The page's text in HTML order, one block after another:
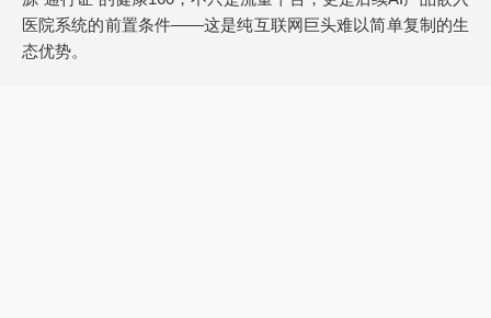
医院系统的前置条件——这是纯互联网巨头难以简单复制的生
态优势。